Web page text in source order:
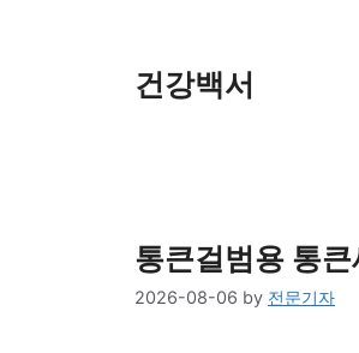
건강백서
통큰걸범용 통
2026-08-06 by 전문기자